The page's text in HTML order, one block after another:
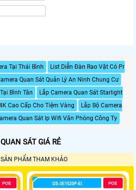
Tại Thái Bình
List Diễn Đàn Rao Vặt Có Pr
Quan Sát Quản Lý An Ninh Chung Cư
Bình Tân
Lắp Camera Quan Sát Starlight
Cao Cấp Cho Tiệm Vàng
Lắp Bộ Camera
Quan Sát Ip Wifi Văn Phòng Công Ty
SÁT GIÁ RẺ
SẢN PHẨM THAM KHẢO